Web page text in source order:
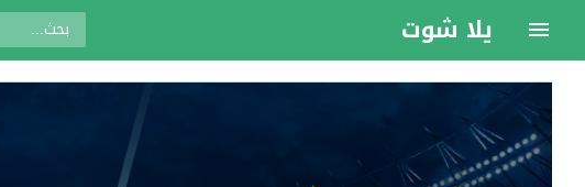
يلا شوت